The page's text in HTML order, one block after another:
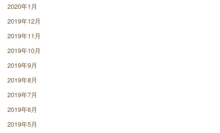
2020年1月
2019年12月
2019年11月
2019年10月
2019年9月
2019年8月
2019年7月
2019年6月
2019年5月